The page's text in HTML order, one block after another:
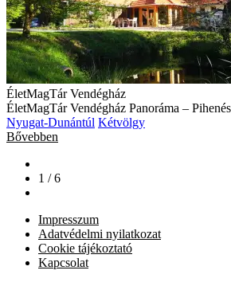
ÉletMagTár Vendégház
ÉletMagTár Vendégház Panoráma –
Nyugat-Dunántúl Kétvölgy
Bővebben
1 / 6
Impresszum
Adatvédelmi nyilatkozat
Cookie tájékoztató
Kapcsolat